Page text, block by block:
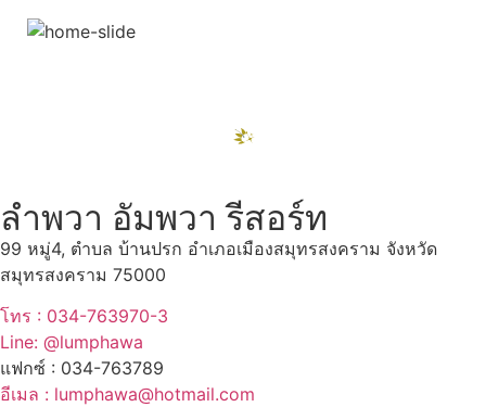
ลำพวา อัมพวา รีสอร์ท
99 หมู่4, ตำบล บ้านปรก อำเภอเมืองสมุทรสงคราม จังหวัด
สมุทรสงคราม 75000
โทร : 034-763970-3
Line: @lumphawa
แฟกซ์ : 034-763789
อีเมล : lumphawa@hotmail.com